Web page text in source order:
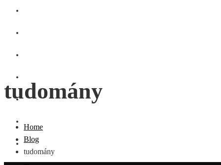
OTTHON
ZÖLD
tudomány
Home
Blog
tudomány